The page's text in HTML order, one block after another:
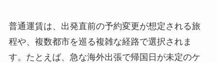
普通運賃は、出発直前の予約変更が想定される旅
程や、複数都市を巡る複雑な経路で選択されま
す。たとえば、急な海外出張で帰国日が未定のケ